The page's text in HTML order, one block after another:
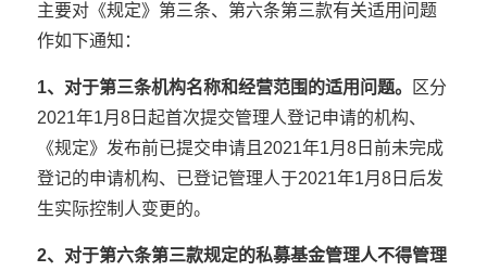
主要对《规定》第三条、第六条第三款有关适用问题
作如下通知：
1、对于第三条机构名称和经营范围的适用问题。
区分
2021年1月8日起首次提交管理人登记申请的机构、
《规定》发布前已提交申请且2021年1月8日前未完成
登记的申请机构、已登记管理人于2021年1月8日后发
生实际控制人变更的。
2、对于第六条第三款规定的私募基金管理人不得管理